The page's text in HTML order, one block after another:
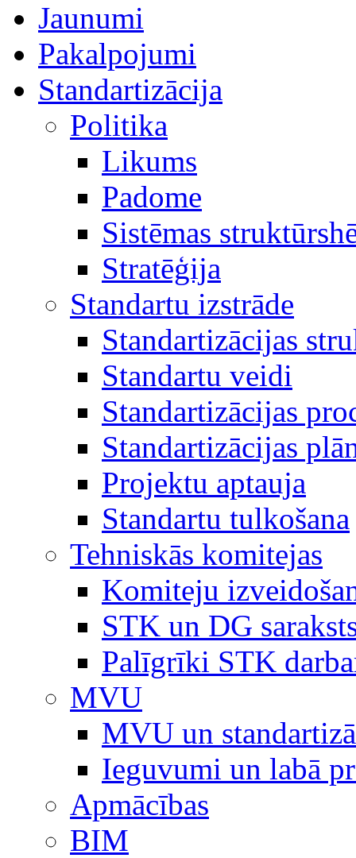
Jaunumi
Pakalpojumi
Standartizācija
Politika
Likums
Padome
Sistēmas
Stratēģija
Standartu izstrāde
Standartizācijas
Standartu veidi
Standartizācijas
Standartizācijas
Projektu aptauja
Standartu tulkošana
Tehniskās komitejas
Komiteju
STK un DG
Palīgrīki STK
MVU
MVU un
Ieguvumi un labā
Apmācības
BIM